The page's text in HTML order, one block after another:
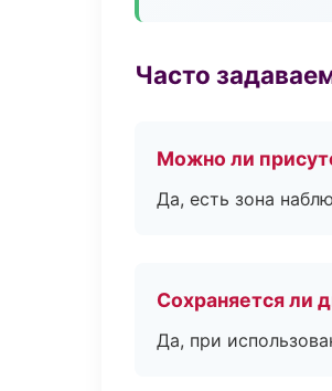
Часто
Можно ли
Да, есть зона
Сохраняется ли
Да, при